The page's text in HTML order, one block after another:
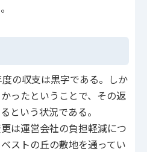
の収支は黒字である。しか
ったということで、その返
という状況である。
は運営会社の負担軽減につ
ストの丘の敷地を通ってい